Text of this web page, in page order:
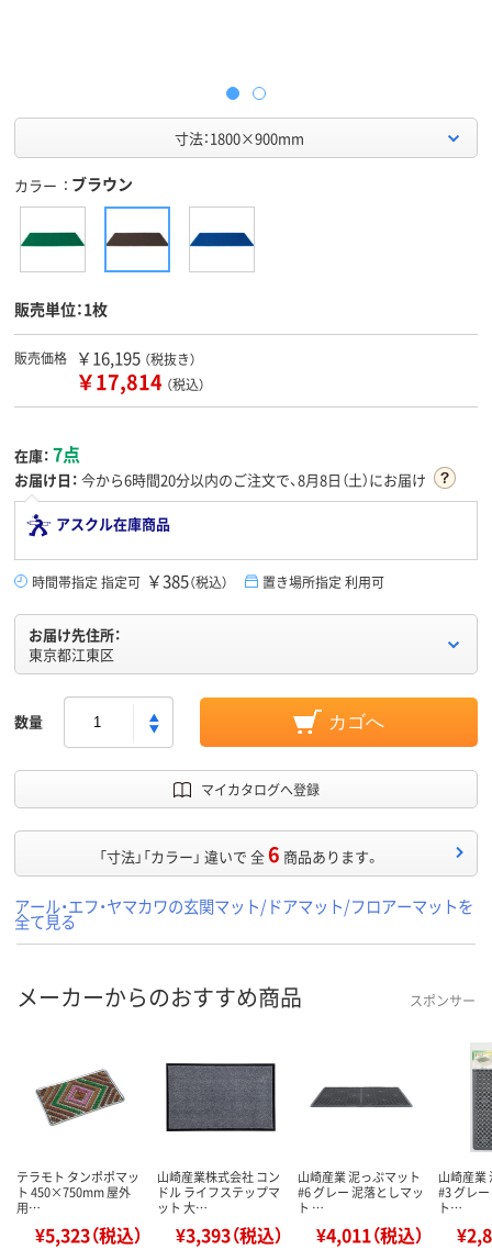
寸法：1800×900mm
カラー ブラウン
販売単位：1枚
販売価格 ￥16,195 （税抜き）
￥17,814 （税込）
在庫： 7点
お届け日： 今から6時間20分以内のご注文で、8月8日（土）にお届け
アスクル在庫商品
時間帯指定 指定可 ￥385（税込） 置き場所指定 利用可
お届け先住所：
東京都江東区
数量 カゴへ
マイカタログへ登録
「寸法」「カラー」 違いで 全6 商品あります。
アール・エフ・ヤマカワの玄関マット/ドアマット/フロアーマットを
全て見る
メーカーからのおすすめ商品 スポンサー
テラモト タンポポマッ
ト 450×750mm 屋外
用…
¥5,323（税込）
山崎産業株式会社 コン
ドル ライフステップマ
ット 大…
¥3,393（税込）
山崎産業 泥っぷマット
#6 グレー 泥落としマッ
ト …
¥4,011（税込）
山崎産業
#3 グレ
ト…